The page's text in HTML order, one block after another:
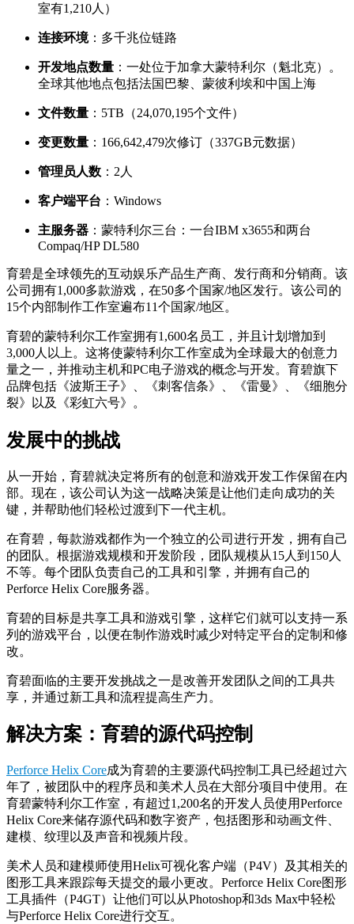
室有1,210人）
连接环境：多千兆位链路
开发地点数量 ：一处位于加拿大蒙特利尔（魁北克）。
全球其他地点包括法国巴黎、蒙彼利埃和中国上海
文件数量 ：5TB（24,070,195个文件）
变更数量 ：166,642,479次修订（337GB元数据）
管理员人数 ：2人
客户端平台 ：Windows
主服务器 ：蒙特利尔三台：一台IBM x3655和两台
Compaq/HP DL580
育碧是全球领先的互动娱乐产品生产商、发行商和分销商。该
公司拥有1,000多款游戏，在50多个国家/地区发行。该公司的
15个内部制作工作室遍布11个国家/地区。
育碧的蒙特利尔工作室拥有1,600名员工，并且计划增加到
3,000人以上。这将使蒙特利尔工作室成为全球最大的创意力
量之一，并推动主机和PC电子游戏的概念与开发。育碧旗下
品牌包括《波斯王子》、《刺客信条》、《雷曼》、《细胞分
裂》以及《彩虹六号》。
发展中的挑战
从一开始，育碧就决定将所有的创意和游戏开发工作保留在内
部。现在，该公司认为这一战略决策是让他们走向成功的关
键，并帮助他们轻松过渡到下一代主机。
在育碧，每款游戏都作为一个独立的公司进行开发，拥有自己
的团队。根据游戏规模和开发阶段，团队规模从15人到150人
不等。每个团队负责自己的工具和引擎，并拥有自己的
Perforce Helix Core服务器。
育碧的目标是共享工具和游戏引擎，这样它们就可以支持一系
列的游戏平台，以便在制作游戏时减少对特定平台的定制和修
改。
育碧面临的主要开发挑战之一是改善开发团队之间的工具共
享，并通过新工具和流程提高生产力。
解决方案：育碧的源代码控制
Perforce Helix Core成为育碧的主要源代码控制工具已经超过六
年了，被团队中的程序员和美术人员在大部分项目中使用。在
育碧蒙特利尔工作室，有超过1,200名的开发人员使用Perforce
Helix Core来储存源代码和数字资产，包括图形和动画文件、
建模、纹理以及声音和视频片段。
美术人员和建模师使用Helix可视化客户端（P4V）及其相关的
图形工具来跟踪每天提交的最小更改。Perforce Helix Core图形
工具插件（P4GT）让他们可以从Photoshop和3ds Max中轻松
与Perforce Helix Core进行交互。